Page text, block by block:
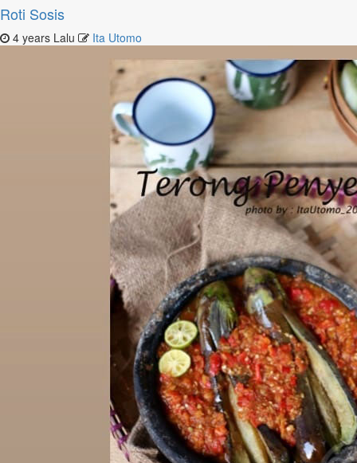
Roti Sosis
4 years Lalu Ita Utomo